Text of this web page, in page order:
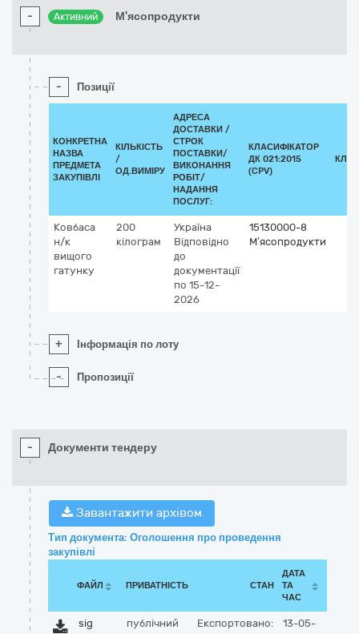
- Активний М'ясопродукти
- Позиції
КОНКРЕТНА
НАЗВА
ПРЕДМЕТА
ЗАКУПІВЛІ
КІЛЬКІСТЬ
/
ОД.ВИМІРУ
АДРЕСА
ДОСТАВКИ /
СТРОК
ПОСТАВКИ/
ВИКОНАННЯ
РОБІТ/
НАДАННЯ
ПОСЛУГ:
КЛАСИФІКАТОР
ДК 021:2015
(CPV)
Ковбаса
н/к
вищого
гатунку
200
кілограм
Україна
Відповідно
до
документації
по 15-12-
2026
15130000-8
М’ясопродукти
+ Інформація по лоту
- Пропозиції
- Документи тендеру
Завантажити архівом
Тип документа: Оголошення про проведення
закупівлі
ФАЙЛ ПРИВАТНІСТЬ СТАН
ДАТА
ТА
ЧАС
sig
публічний Експортовано:
13-05-